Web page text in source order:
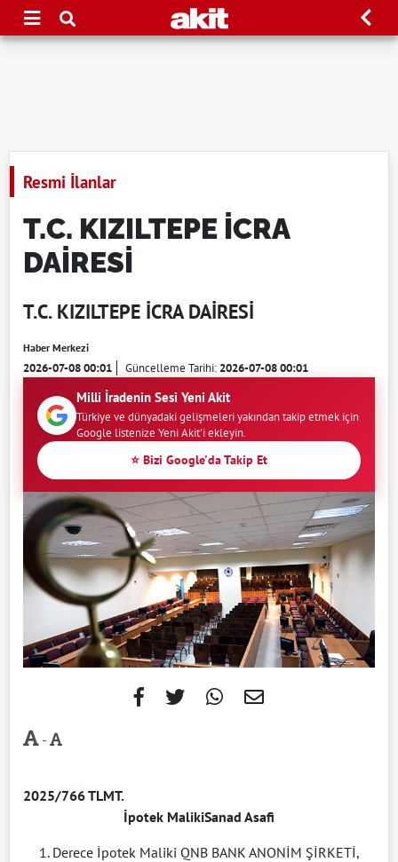
Resmi İlanlar
T.C. KIZILTEPE İCRA
DAİRESİ
T.C. KIZILTEPE İCRA DAİRESİ
Haber Merkezi
2026-07-08 00:01 Güncelleme Tarihi:2026-07-08 00:01
Milli İradenin Sesi Yeni Akit
Türkiye ve dünyadaki gelişmeleri yakından takip etmek için
Google listenize Yeni Akit'i ekleyin.
⭐ Bizi Google'da Takip Et
-
2025/766 TLMT.
İpotek MalikiSanad Asafi
1. Derece İpotek Maliki QNB BANK ANONİM ŞİRKETİ,